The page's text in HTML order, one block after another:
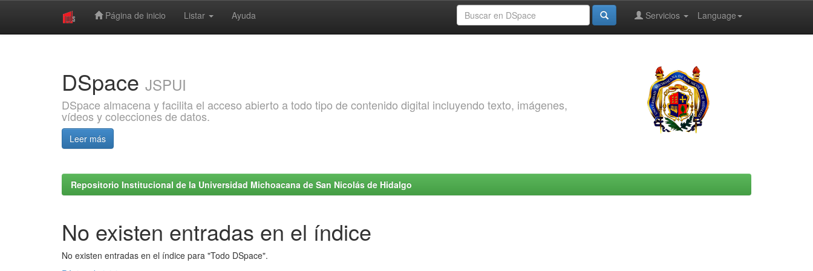
Página de inicio Listar Ayuda Language
Servicios
DSpace JSPUI
DSpace almacena y facilita el acceso abierto a todo tipo de contenido digital incluyendo texto, imágenes,
vídeos y colecciones de datos.
Leer más
Repositorio Institucional de la Universidad Michoacana de San Nicolás de Hidalgo
No existen entradas en el índice
No existen entradas en el índice para "Todo DSpace".